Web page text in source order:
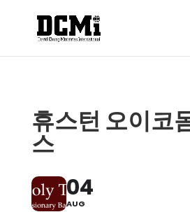
휴스턴 오이코
스
04
AUG